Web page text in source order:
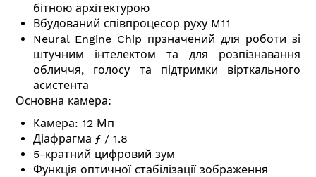
бітною архітектурою
Вбудований співпроцесор руху M11
Neural Engine Chip прзначений для роботи зі
штучним інтелектом та для розпізнавання
обличчя, голосу та підтримки вірткального
асистента
Основна камера:
Камера: 12 Мп
Діафрагма ƒ / 1.8
5-кратний цифровий зум
Функція оптичної стабілізації зображення